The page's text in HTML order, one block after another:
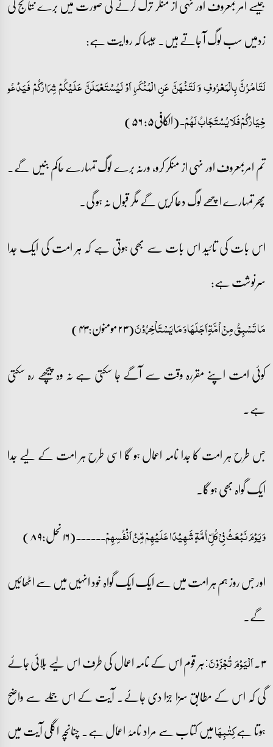
زدمیں سب لوگ آ جاتے ہیں۔ جیسا کہ روایت ہے:
لَتَامُرُنَّ بِالْمَعْرُوفِ وَ لَتَنْھَنَّ عَنِ الْمُنْکَرِ اَوْ لَیُسْتَعْمَلَنَّ عَلَیْکُمْ شِرَارُکُمْ فَیَدْعُو
خِیَارُکُمْ فَلَا یُسْتَجَابُ لَہُمْ۔(الکافی۵: ۵۶)
تم امربمعروف اور نہی از منکر کرو، ورنہ برے لوگ تمہارے حاکم بنیں گے۔
پھر تمہارے اچھے لوگ دعا کریں گے مگر قبول نہ ہو گی۔
اس بات کی تائید اس بات سے بھی ہوتی ہے کہ ہر امت کی ایک جدا
سرنوشت ہے:
مَا تَسۡبِقُ مِنۡ اُمَّۃٍ اَجَلَہَا وَ مَا یَسۡتَاۡخِرُوۡنَ(۲۳ مومنون:۴۳)
کوئی امت اپنے مقررہ وقت سے آگے جا سکتی ہے نہ وہ پیچھے رہ سکتی
ہے۔
جس طرح ہر امت کا جدا نامہ اعمال ہو گا اسی طرح ہر امت کے لیے جدا
ایک گواہ بھی ہو گا۔
وَ یَوۡمَ نَبۡعَثُ فِیۡ کُلِّ اُمَّۃٍ شَہِیۡدًا عَلَیۡہِمۡ مِّنۡ اَنۡفُسِہِمۡ۔۔۔۔۔۔(۱۶ نحل:۸۹)
اور جس روز ہم ہر امت میں سے ایک ایک گواہ خود انہیں میں سے اٹھائیں
گے۔
۳۔ اَلۡیَوۡمَ تُجۡزَوۡنَ:ہر قوم اس کے نامہ اعمال کی طرف اس لیے بلائی جائے
گی کہ اس کے مطابق سزا جزا دی جائے۔ آیت کے اس جملے سے واضح
ہوتا ہےکِتٰبِہَامیں کتاب سے مراد نامۂ اعمال ہے۔ چنانچہ اگلی آیت میں